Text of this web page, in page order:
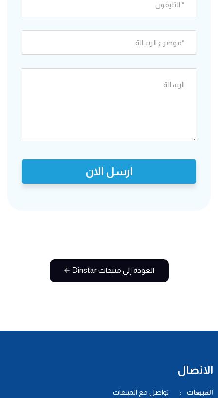
ارسل الان
العودة إلى منتجات Dinstar
الاتصال
المبيعات : تواصل مع المبيعات